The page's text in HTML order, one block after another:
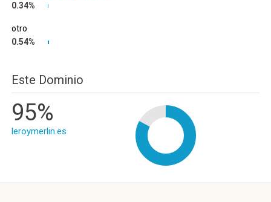
0.34%
otro
0.54%
Este Dominio
95%
leroymerlin.es